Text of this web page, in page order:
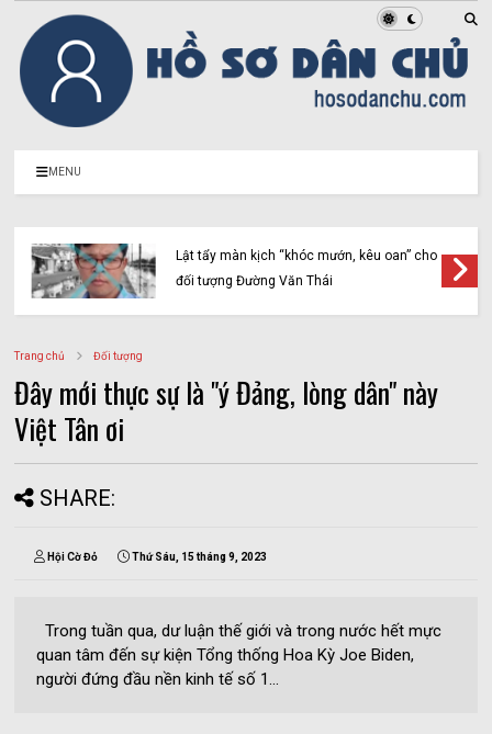
MENU
Lật tẩy màn kịch “khóc mướn, kêu oan” cho
đối tượng Đường Văn Thái
Trang chủ Đối tượng
Đây mới thực sự là "ý Đảng, lòng dân" này
Việt Tân ơi
SHARE:
Hội Cờ Đỏ Thứ Sáu, 15 tháng 9, 2023
Trong tuần qua, dư luận thế giới và trong nước hết mực
quan tâm đến sự kiện Tổng thống Hoa Kỳ Joe Biden,
người đứng đầu nền kinh tế số 1...